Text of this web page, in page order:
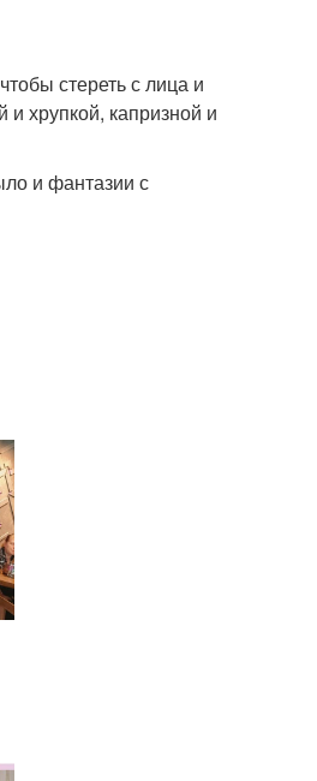
стереть с лица и
и хрупкой, капризной и
и фантазии с